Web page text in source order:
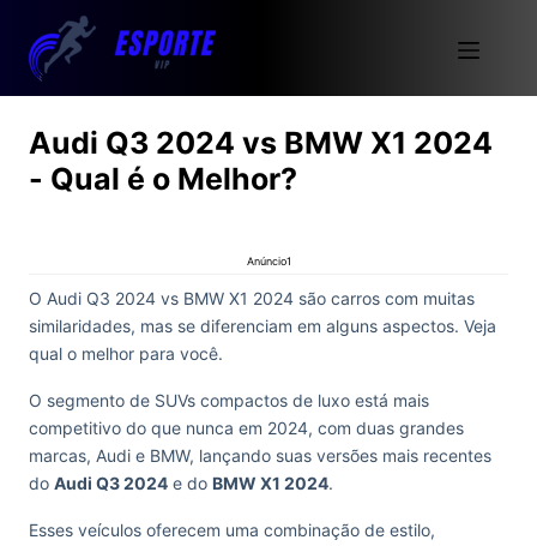
Audi Q3 2024 vs BMW X1 2024
- Qual é o Melhor?
Anúncio1
O Audi Q3 2024 vs BMW X1 2024 são carros com muitas
similaridades, mas se diferenciam em alguns aspectos. Veja
qual o melhor para você.
O segmento de SUVs compactos de luxo está mais
competitivo do que nunca em 2024, com duas grandes
marcas, Audi e BMW, lançando suas versões mais recentes
do Audi Q3 2024 e do BMW X1 2024.
Esses veículos oferecem uma combinação de estilo,